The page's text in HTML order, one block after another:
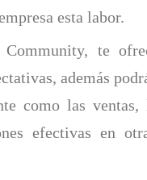
esta labor.
te
además
como las
efectivas en